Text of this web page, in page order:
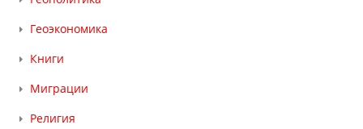
Геоэкономика
Книги
Миграции
Религия